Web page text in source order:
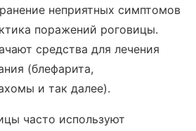
неприятных симптомов
поражений роговицы.
средства для лечения
(блефарита,
и так далее).
часто используют